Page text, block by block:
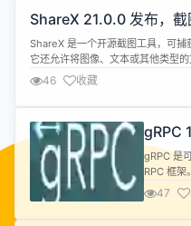
悉，
ShareX 21.0.0 发布，
ShareX 是一个开源截图工具，可捕
它还允许将图像、文本或其他类型
上。 ShareX 21.0.0 正式发布，更
remover&rdquo;工具。 新增
Av...
46 收藏
gRPC
架
gRPC 是
RPC 框
进、优化
creds]
的支持。
47